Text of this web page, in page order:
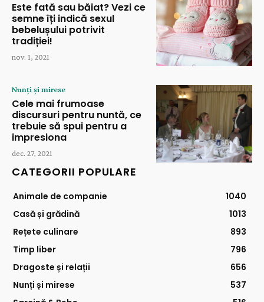
Este fată sau băiat? Vezi ce
semne îți indică sexul
bebelușului potrivit
tradiției!
nov. 1, 2021
Nunți și mirese
Cele mai frumoase
discursuri pentru nuntă, ce
trebuie să spui pentru a
impresiona
dec. 27, 2021
CATEGORII POPULARE
Animale de companie
1040
Casă și grădină
1013
Rețete culinare
893
Timp liber
796
Dragoste și relații
656
Nunți și mirese
537